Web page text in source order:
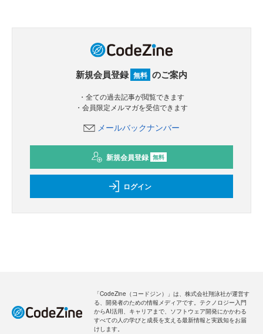
新規会員登録 無料 のご案内
・全ての過去記事が閲覧できます
・会員限定メルマガを受信できます
メールバックナンバー
新規会員登録 無料
ログイン
「CodeZine（コードジン）」は、株式会社翔泳社が運営す
る、開発者のための情報メディアです。テクノロジー入門
からAI活用、キャリアまで、ソフトウェア開発にかかわる
すべての人の学びと成長を支える最新情報と実践知をお届
けします。